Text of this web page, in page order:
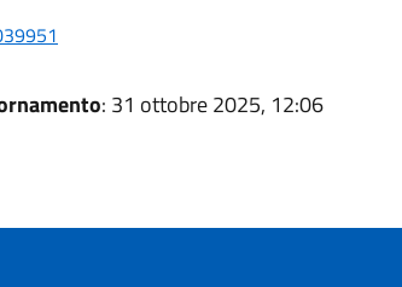
: 31 ottobre 2025, 12:06